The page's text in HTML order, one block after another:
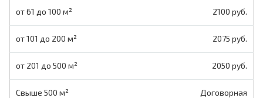
2100 руб.
2075 руб.
2050 руб.
Договорная